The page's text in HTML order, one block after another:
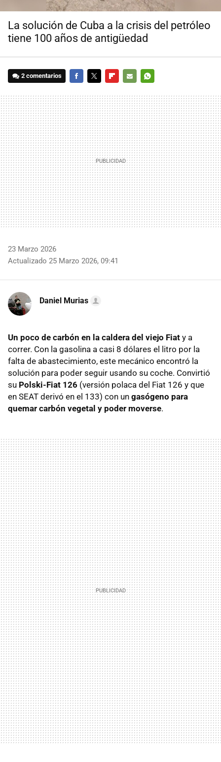
La solución de Cuba a la crisis del petróleo
tiene 100 años de antigüedad
2 comentarios
MAIL
23 Marzo 2026
Actualizado 25 Marzo 2026, 09:41
Daniel Murias
Un poco de carbón en la caldera del viejo Fiat y a
correr. Con la gasolina a casi 8 dólares el litro por la
falta de abastecimiento, este mecánico encontró la
solución para poder seguir usando su coche. Convirtió
su Polski-Fiat 126 (versión polaca del Fiat 126 y que
en SEAT derivó en el 133) con un gasógeno para
quemar carbón vegetal y poder moverse.